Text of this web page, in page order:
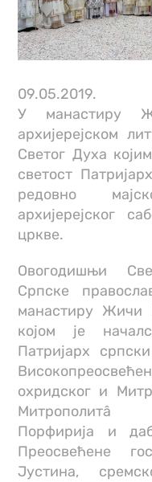
09.05.2019.
У манастиру
архијерејском
Светог Духа
светост
редовно
архијерејског
цркве.
Овогодишњи
Српске
манастиру Жичи
којом је
Патријарх
охридског и
Митрополитâ
Порфирија и
Преосвећене
Јустина,